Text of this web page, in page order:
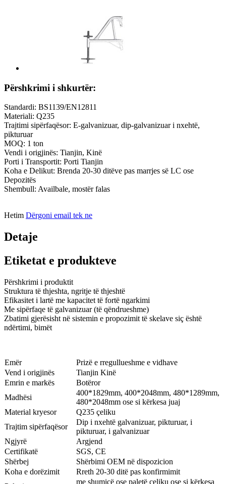
Përshkrimi i shkurtër:
Standardi: BS1139/EN12811
Materiali: Q235
Trajtimi sipërfaqësor: E-galvanizuar, dip-galvanizuar i nxehtë,
pikturuar
MOQ: 1 ton
Vendi i origjinës: Tianjin, Kinë
Porti i Transportit: Porti Tianjin
Koha e Delikut: Brenda 20-30 ditëve pas marrjes së LC ose
Depozitës
Shembull: Availbale, mostër falas
Hetim Dërgoni email tek ne
Detaje
Etiketat e produkteve
Përshkrimi i produktit
Struktura të thjeshta, ngritje të thjeshtë
Efikasitet i lartë me kapacitet të fortë ngarkimi
Me sipërfaqe të galvanizuar (të qëndrueshme)
Zbatimi gjerësisht në sistemin e propozimit të skelave siç është
ndërtimi, bimët
Emër
Prizë e rregullueshme e vidhave
Vend i origjinës
Tianjin Kinë
Emrin e markës
Botëror
Madhësi
400*1829mm, 400*2048mm, 480*1289mm,
480*2048mm ose si kërkesa juaj
Material kryesor
Q235 çeliku
Trajtim sipërfaqësor
Dip i nxehtë galvanizuar, pikturuar, i
pikturuar, i galvanizuar
Ngjyrë
Argjend
Certifikatë
SGS, CE
Shërbej
Shërbimi OEM në dispozicion
Koha e dorëzimit
Rreth 20-30 ditë pas konfirmimit
me shumicë ose paletë çeliku ose si kërkesa